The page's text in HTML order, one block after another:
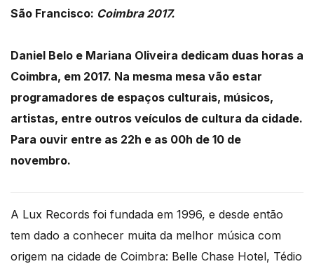
São Francisco: Coimbra 2017.
Daniel Belo e Mariana Oliveira dedicam duas horas a
Coimbra, em 2017. Na mesma mesa vão estar
programadores de espaços culturais, músicos,
artistas, entre outros veículos de cultura da cidade.
Para ouvir entre as 22h e as 00h de 10 de
novembro.
A Lux Records foi fundada em 1996, e desde então
tem dado a conhecer muita da melhor música com
origem na cidade de Coimbra: Belle Chase Hotel, Tédio